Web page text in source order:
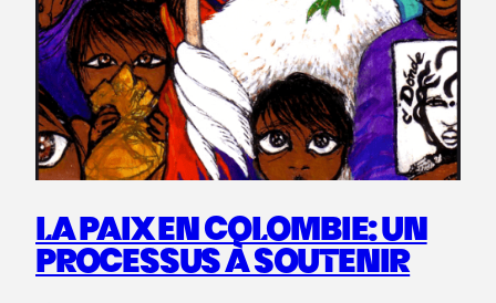
LA PAIX EN COLOMBIE: UN
PROCESSUS À SOUTENIR